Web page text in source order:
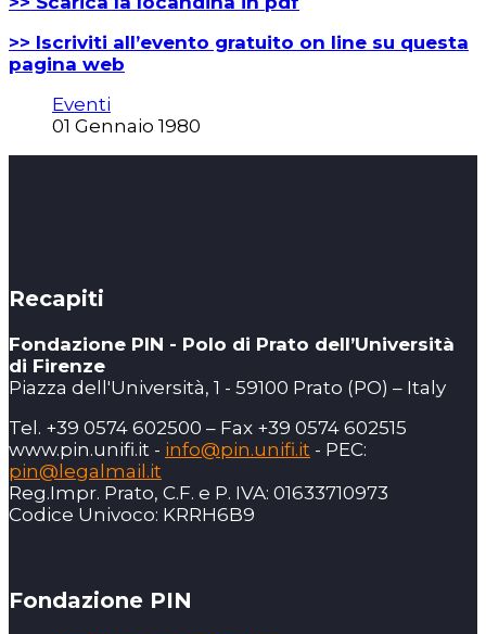
>> Iscriviti all’evento gratuito on line su questa
pagina web
Eventi
01 Gennaio 1980
Recapiti
Fondazione PIN - Polo di Prato dell’Università
di Firenze
Piazza dell'Università, 1 - 59100 Prato (PO) – Italy
Tel. +39 0574 602500 – Fax +39 0574 602515
www.pin.unifi.it - info@pin.unifi.it - PEC:
pin@legalmail.it
Reg.Impr. Prato, C.F. e P. IVA: 01633710973
Codice Univoco: KRRH6B9
Fondazione PIN